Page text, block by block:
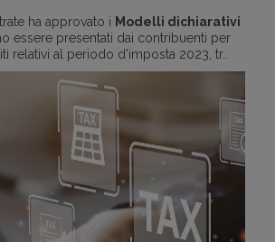
ha approvato i Modelli dichiarativi
essere presentati dai contribuenti per
relativi al periodo d'imposta 2023, tr..